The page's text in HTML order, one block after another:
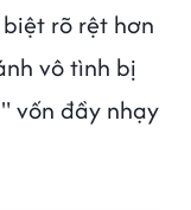
rõ rệt hơn
vô tình bị
vốn đầy nhạy